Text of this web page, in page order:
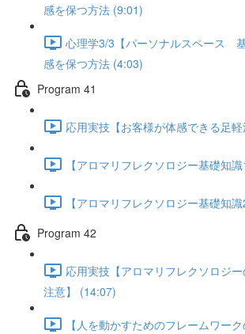
感を保つ方法 (9:01)
心理学3/3【パーソナルスペース
感を保つ方法 (4:03)
Program 41
応用実技【お客様が体感できる足
【アロマリフレクソロジー基礎知
【アロマリフレクソロジー基礎知
Program 42
応用実技【アロマリフレクソロジ
注意】 (14:07)
【人を動かすためのフレームワー